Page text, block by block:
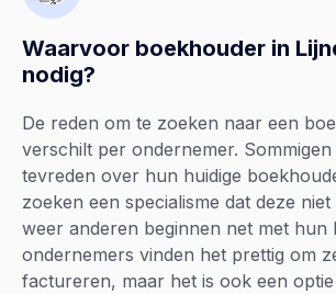
Waarvoor boekhouder in
nodig?
De reden om te zoeken naar een
verschilt per ondernemer. Sommigen
tevreden over hun huidige
zoeken een specialisme dat deze
weer anderen beginnen net met hun
ondernemers vinden het prettig om
factureren, maar het is ook een